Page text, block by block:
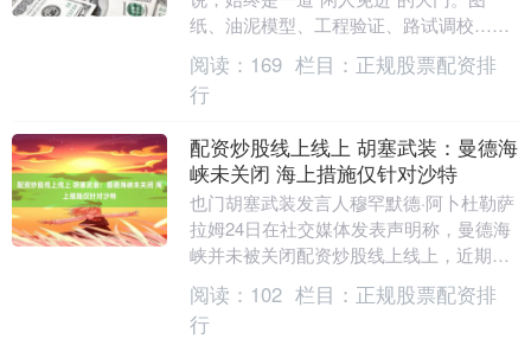
纸、油泥模型、工程验证、路试调校……
所有环节在封闭厂区内完成，由工程师和
设计师在内部闭环....
阅读： 169 栏目： 正规股票配资排
行
配资炒股线上线上 胡塞武装：曼德海
峡未关闭 海上措施仅针对沙特
也门胡塞武装发言人穆罕默德·阿卜杜勒萨
拉姆24日在社交媒体发表声明称，曼德海
峡并未被关闭配资炒股线上线上，近期宣
布的海上措施仅针对与沙特有关的航运。
声明说配资....
阅读： 102 栏目： 正规股票配资排
行